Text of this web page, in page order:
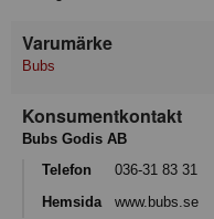
Varumärke
Bubs
Konsumentkontakt
Bubs Godis AB
Telefon
036-31 83 31
Hemsida
www.bubs.se